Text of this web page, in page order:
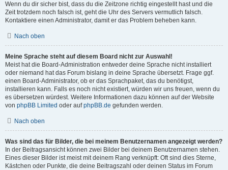
Wenn du dir sicher bist, dass du die Zeitzone richtig eingestellt hast und die
Zeit trotzdem noch falsch ist, geht die Uhr des Servers vermutlich falsch.
Kontaktiere einen Administrator, damit er das Problem beheben kann.
Nach oben
Meine Sprache steht auf diesem Board nicht zur Auswahl!
Meist hat die Board-Administration entweder deine Sprache nicht installiert
oder niemand hat das Forum bislang in deine Sprache übersetzt. Frage ggf.
einen Board-Administrator, ob er das Sprachpaket, das du benötigst,
installieren kann. Falls es noch nicht existiert, würden wir uns freuen, wenn du
es übersetzen würdest. Weitere Informationen dazu können auf der Website
von phpBB Limited oder aufphpBB.de gefunden werden.
Nach oben
Was sind das für Bilder, die bei meinem Benutzernamen angezeigt werden?
In der Beitragsansicht können zwei Bilder bei deinem Benutzernamen stehen.
Eines dieser Bilder ist meist mit deinem Rang verknüpft: Oft sind dies Sterne,
Kästchen oder Punkte, die deine Beitragszahl oder deinen Status im Forum